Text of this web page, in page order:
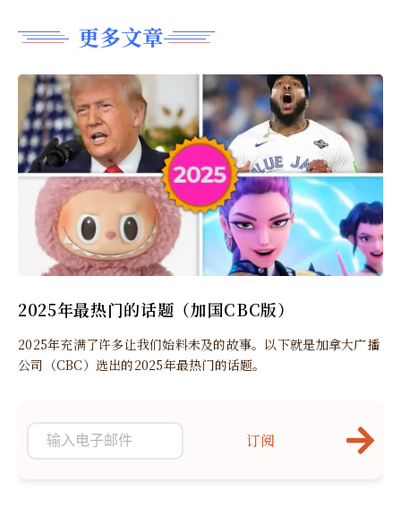
更多文章
2025年最热门的话题（加国CBC版）
2025年充满了许多让我们始料未及的故事。以下就是加拿大广播
公司（CBC）选出的2025年最热门的话题。
订阅